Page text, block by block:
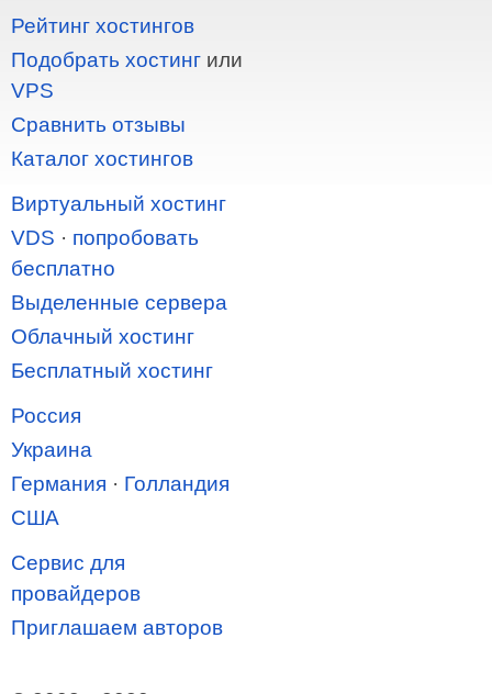
Рейтинг хостингов
Подобрать хостинг или
VPS
Сравнить отзывы
Каталог хостингов
Виртуальный хостинг
VDS · попробовать
бесплатно
Выделенные сервера
Облачный хостинг
Бесплатный хостинг
Россия
Украина
Германия · Голландия
США
Сервис для
провайдеров
Приглашаем авторов